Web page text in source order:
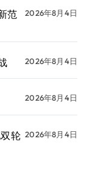
范
2026年8月4日
2026年8月4日
2026年8月4日
轮 2026年8月4日